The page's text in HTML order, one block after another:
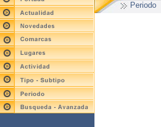
Periodo